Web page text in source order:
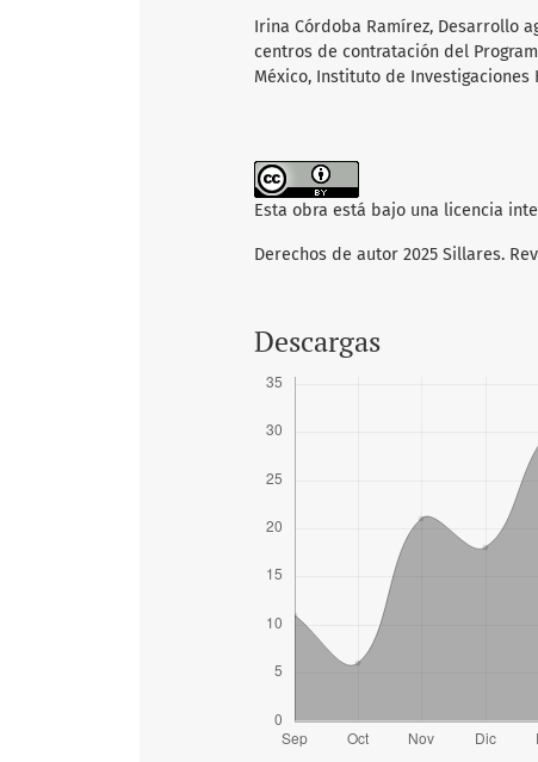
Irina Córdoba Ramírez, Desarrollo
centros de contratación del
México, Instituto de Investigaciones
Esta obra está bajo una licencia
Derechos de autor 2025 Sillares.
Descargas